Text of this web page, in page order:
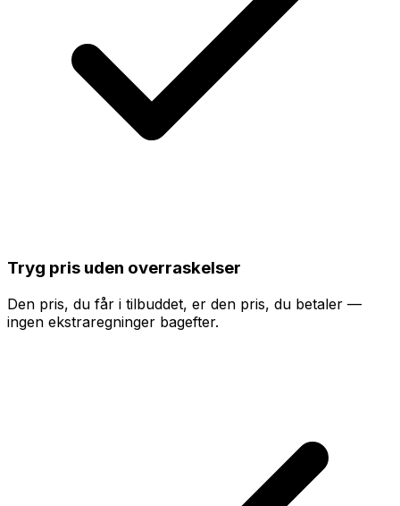
Tryg pris uden overraskelser
Den pris, du får i tilbuddet, er den pris, du betaler —
ingen ekstraregninger bagefter.